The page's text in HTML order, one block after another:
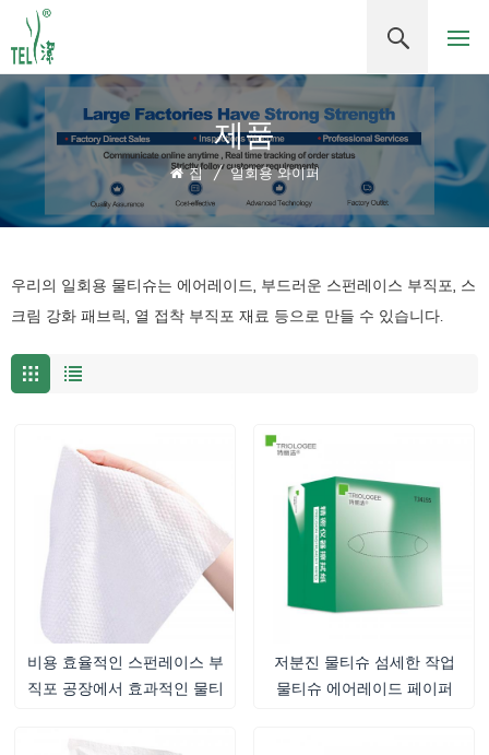
제품
집 / 일회용 와이퍼
우리의 일회용 물티슈는 에어레이드, 부드러운 스펀레이스 부직포, 스
크림 강화 패브릭, 열 접착 부직포 재료 등으로 만들 수 있습니다.
비용 효율적인 스펀레이스 부
직포 공장에서 효과적인 물티
포를 생산합니다.
저분진 물티슈 섬세한 작업
물티슈 에어레이드 페이퍼